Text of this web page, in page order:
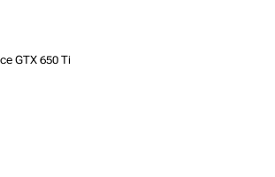
GTX 650 Ti